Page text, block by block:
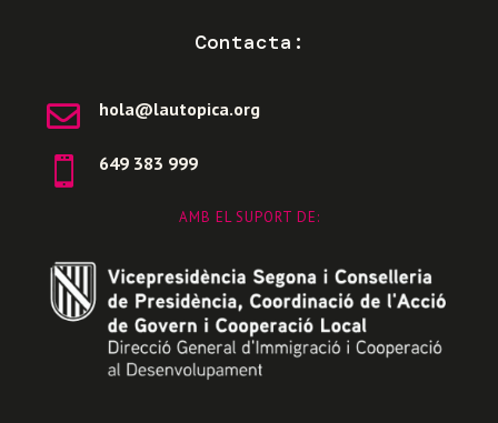
Contacta:
 hola@lautopica.org
 649 383 999
AMB EL SUPORT DE: